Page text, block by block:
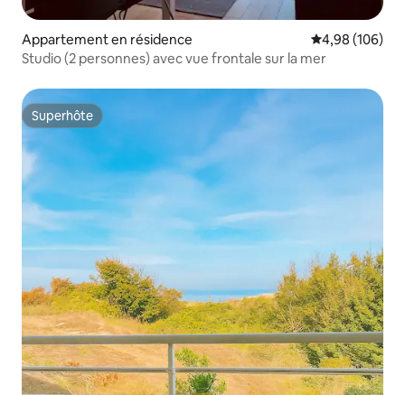
Appartement en résidence Évaluation
4,98 (106)
Studio (2 personnes) avec vue frontale sur la mer
Superhôte
Superhôte